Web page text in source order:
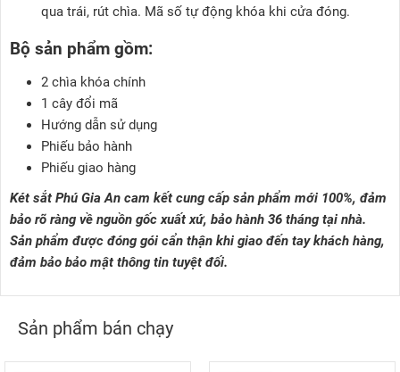
qua trái, rút chìa. Mã số tự động khóa khi cửa đóng.
Bộ sản phẩm gồm:
2 chìa khóa chính
1 cây đổi mã
Hướng dẫn sử dụng
Phiếu bảo hành
Phiếu giao hàng
Két sắt Phú Gia An cam kết cung cấp sản phẩm mới 100%, đảm
bảo rõ ràng về nguồn gốc xuất xứ, bảo hành 36 tháng tại nhà.
Sản phẩm được đóng gói cẩn thận khi giao đến tay khách hàng,
đảm bảo bảo mật thông tin tuyệt đối.
Sản phẩm bán chạy